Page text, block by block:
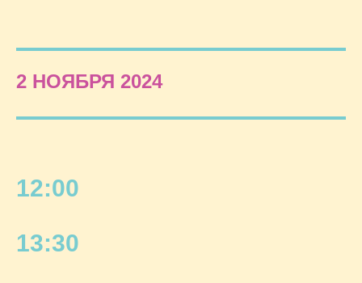
2 НОЯБРЯ 2024
12:00
13:30